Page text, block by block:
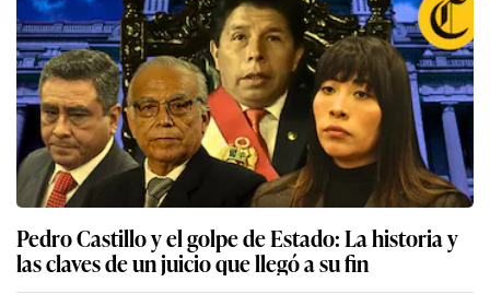
Pedro Castillo y el golpe de Estado: La historia y
las claves de un juicio que llegó a su fin